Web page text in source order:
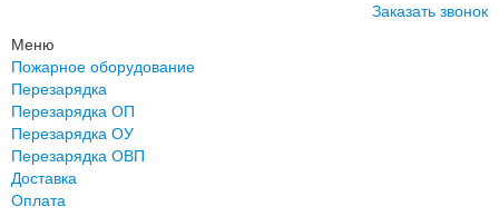
Заказать звонок
Меню
Пожарное оборудование
Перезарядка
Перезарядка ОП
Перезарядка ОУ
Перезарядка ОВП
Доставка
Оплата